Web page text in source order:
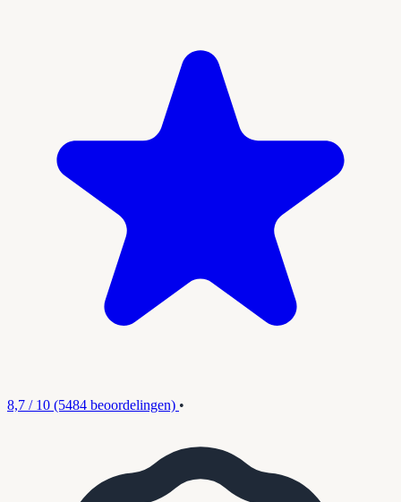
8,7 / 10 (5484 beoordelingen) •